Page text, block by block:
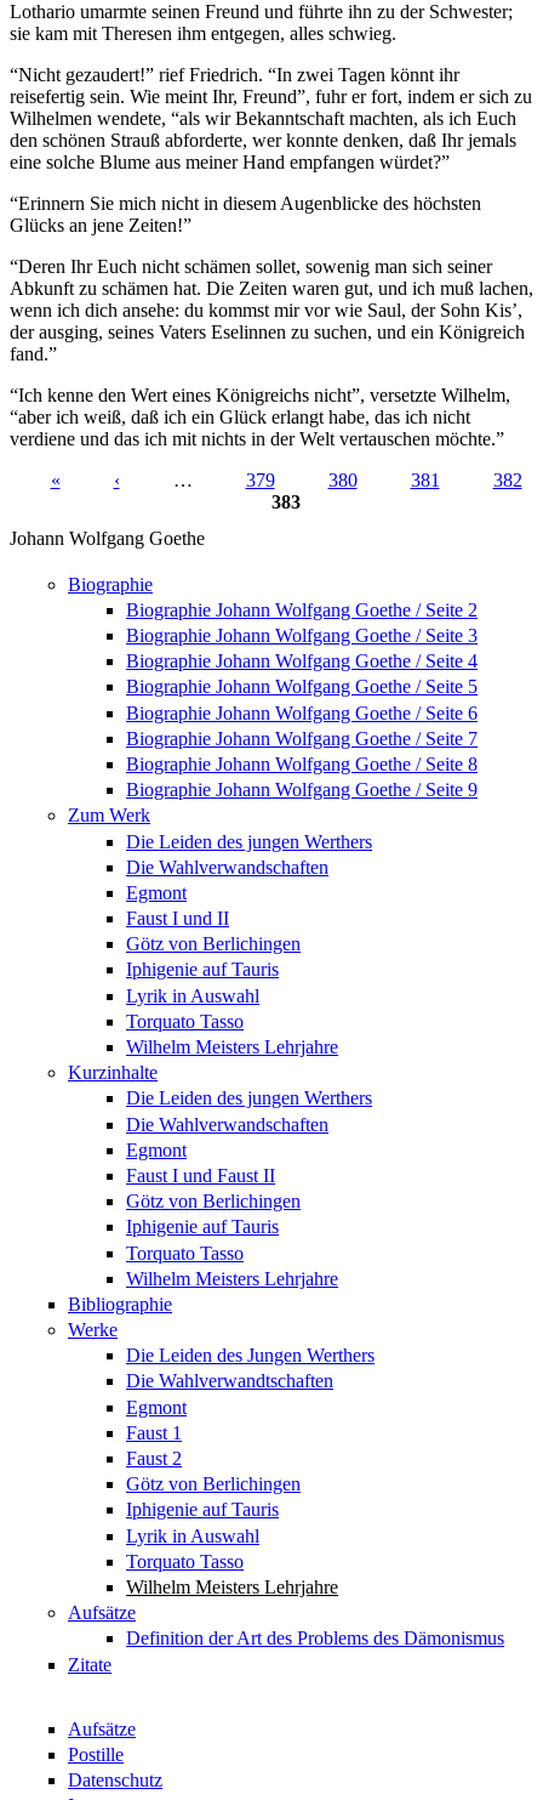
Lothario umarmte seinen Freund und führte ihn zu der Schwester;
sie kam mit Theresen ihm entgegen, alles schwieg.
“Nicht gezaudert!” rief Friedrich. “In zwei Tagen könnt ihr
reisefertig sein. Wie meint Ihr, Freund”, fuhr er fort, indem er sich zu
Wilhelmen wendete, “als wir Bekanntschaft machten, als ich Euch
den schönen Strauß abforderte, wer konnte denken, daß Ihr jemals
eine solche Blume aus meiner Hand empfangen würdet?”
“Erinnern Sie mich nicht in diesem Augenblicke des höchsten
Glücks an jene Zeiten!”
“Deren Ihr Euch nicht schämen sollet, sowenig man sich seiner
Abkunft zu schämen hat. Die Zeiten waren gut, und ich muß lachen,
wenn ich dich ansehe: du kommst mir vor wie Saul, der Sohn Kis’,
der ausging, seines Vaters Eselinnen zu suchen, und ein Königreich
fand.”
“Ich kenne den Wert eines Königreichs nicht”, versetzte Wilhelm,
“aber ich weiß, daß ich ein Glück erlangt habe, das ich nicht
verdiene und das ich mit nichts in der Welt vertauschen möchte.”
« ‹ … 379 380 381
382
383
Johann Wolfgang Goethe
Biographie
Biographie Johann Wolfgang Goethe / Seite 2
Biographie Johann Wolfgang Goethe / Seite 3
Biographie Johann Wolfgang Goethe / Seite 4
Biographie Johann Wolfgang Goethe / Seite 5
Biographie Johann Wolfgang Goethe / Seite 6
Biographie Johann Wolfgang Goethe / Seite 7
Biographie Johann Wolfgang Goethe / Seite 8
Biographie Johann Wolfgang Goethe / Seite 9
Zum Werk
Die Leiden des jungen Werthers
Die Wahlverwandschaften
Egmont
Faust I und II
Götz von Berlichingen
Iphigenie auf Tauris
Lyrik in Auswahl
Torquato Tasso
Wilhelm Meisters Lehrjahre
Kurzinhalte
Die Leiden des jungen Werthers
Die Wahlverwandschaften
Egmont
Faust I und Faust II
Götz von Berlichingen
Iphigenie auf Tauris
Torquato Tasso
Wilhelm Meisters Lehrjahre
Bibliographie
Werke
Die Leiden des Jungen Werthers
Die Wahlverwandtschaften
Egmont
Faust 1
Faust 2
Götz von Berlichingen
Iphigenie auf Tauris
Lyrik in Auswahl
Torquato Tasso
Wilhelm Meisters Lehrjahre
Aufsätze
Definition der Art des Problems des Dämonismus
Zitate
Aufsätze
Postille
Datenschutz